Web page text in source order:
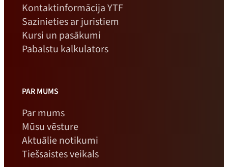
Kontaktinformācija YTF
Sazinieties ar juristiem
Kursi un pasākumi
Pabalstu kalkulators
PAR MUMS
Par mums
Mūsu vēsture
Aktuālie notikumi
Tiešsaistes veikals